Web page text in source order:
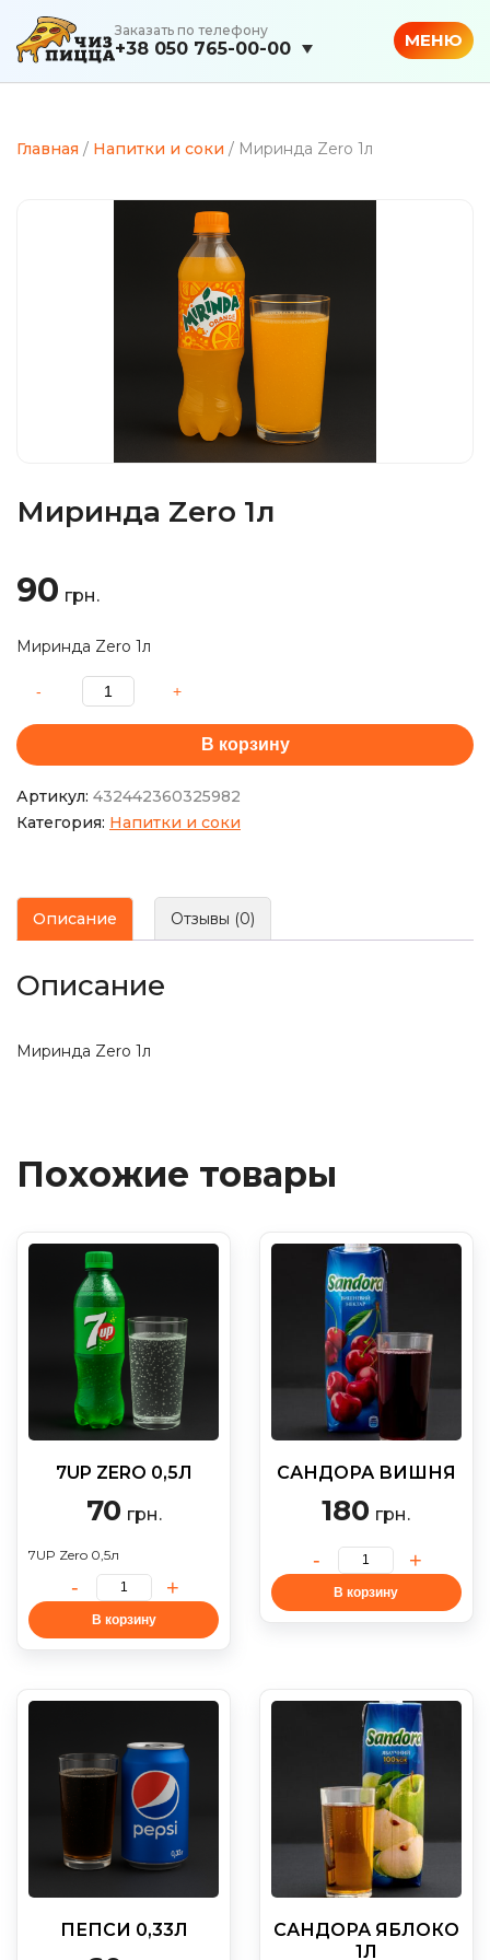
Заказать по телефону
+38 050 765-00-00 МЕНЮ
Главная / Напитки и соки / Миринда Zero 1л
Миринда Zero 1л
90 грн.
Миринда Zero 1л
В корзину
Артикул: 432442360325982
Категория: Напитки и соки
Описание Отзывы (0)
Описание
Миринда Zero 1л
Похожие товары
7UP ZERO 0,5Л
70 грн.
7UP Zero 0,5л
В корзину
САНДОРА ВИШНЯ
180 грн.
В корзину
ПЕПСИ 0,33Л
САНДОРА ЯБЛОКО
1Л